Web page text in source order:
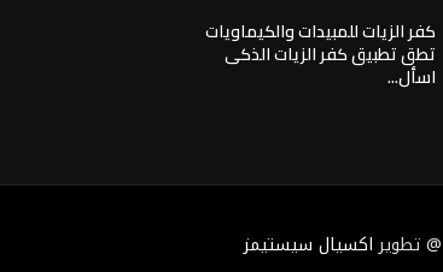
كفر الزيات للمبيدات والكيماويات
تطق تطبيق كفر الزيات الذكى
اسأل...
اكسيال سيستيمز